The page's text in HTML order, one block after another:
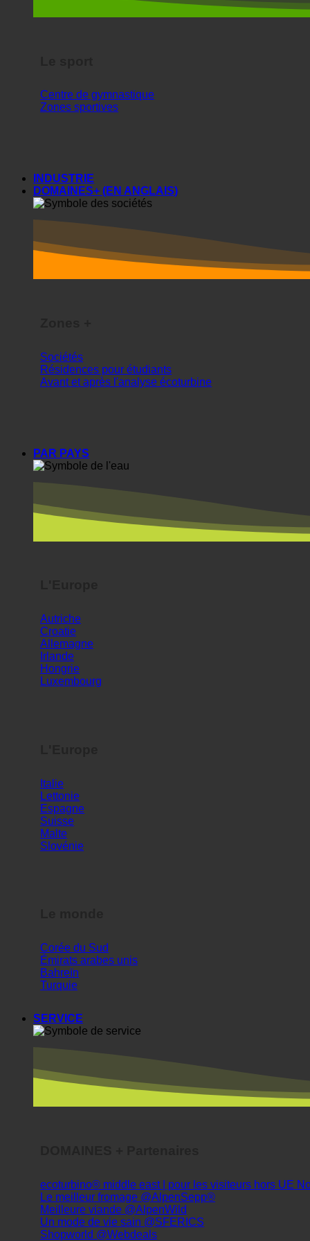
Centre de gymnastique
Zones sportives
INDUSTRIE
DOMAINES+ (EN ANGLAIS)
Sociétés
Résidences pour étudiants
Avant et après l'analyse écoturbine
PAR PAYS
Autriche
Croatie
Allemagne
Irlande
Hongrie
Luxembourg
Italie
Lettonie
Espagne
Suisse
Malte
Slovénie
Corée du Sud
Émirats arabes unis
Bahreïn
Turquie
SERVICE
ecoturbino® middle east | pour les visiteurs hors UE
Le meilleur fromage @AlpenSepp®
Meilleure viande @AlpenWild
Un mode de vie sain @SFERICS
Shopworld @Webdeals